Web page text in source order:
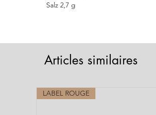
Salz 2,7 g
Articles similaires
LABEL ROUGE